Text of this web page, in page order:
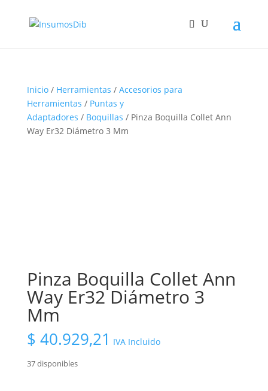
Inicio/ Herramientas / Accesorios para
Herramientas / Puntas y
Adaptadores / Boquillas / Pinza Boquilla Collet Ann
Way Er32 Diámetro 3 Mm
Pinza Boquilla Collet Ann
Way Er32 Diámetro 3
Mm
$ 40.929,21 IVA Incluido
37 disponibles